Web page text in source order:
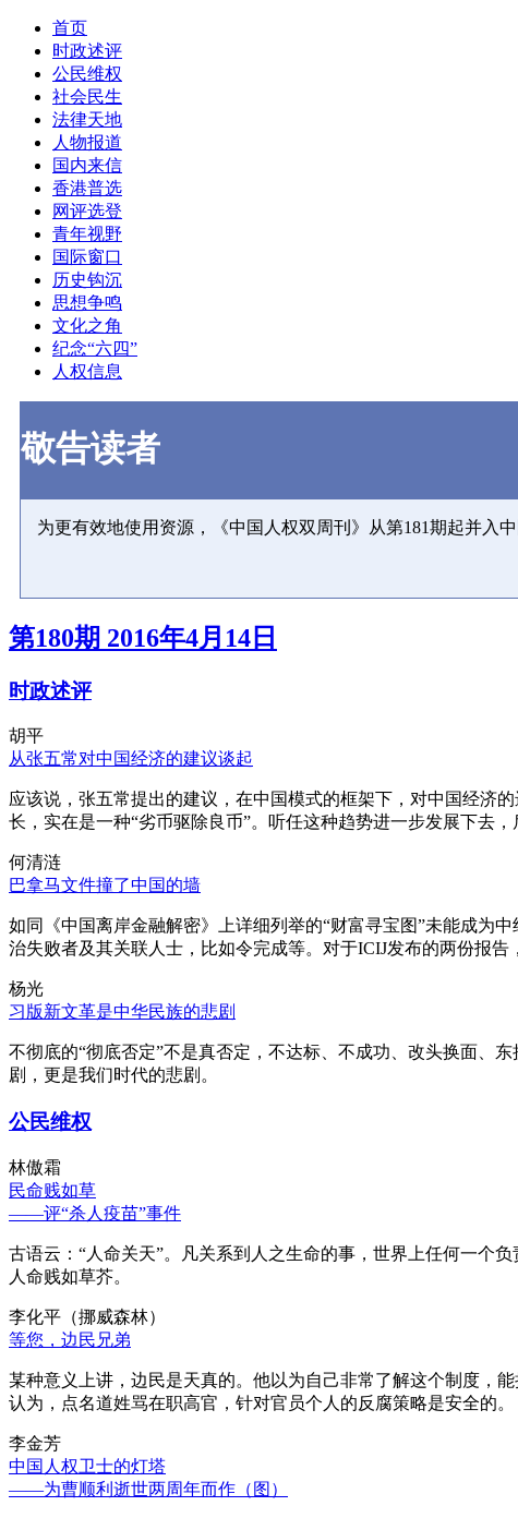
首页
时政述评
公民维权
社会民生
法律天地
人物报道
国内来信
香港普选
网评选登
青年视野
国际窗口
历史钩沉
思想争鸣
文化之角
纪念“六四”
人权信息
敬告读者
为更有效地使用资源，《中国人权双周刊》从第181期起并入
第180期 2016年4月14日
时政述评
胡平
从张五常对中国经济的建议谈起
应该说，张五常提出的建议，在中国模式的框架下，对中国经济
长，实在是一种“劣币驱除良币”。听任这种趋势进一步发展下去，
何清涟
巴拿马文件撞了中国的墙
如同《中国离岸金融解密》上详细列举的“财富寻宝图”未能成为
治失败者及其关联人士，比如令完成等。对于ICIJ发布的两份报告
杨光
习版新文革是中华民族的悲剧
不彻底的“彻底否定”不是真否定，不达标、不成功、改头换面、
剧，更是我们时代的悲剧。
公民维权
林傲霜
民命贱如草
——评“杀人疫苗”事件
古语云：“人命关天”。凡关系到人之生命的事，世界上任何一个
人命贱如草芥。
李化平（挪威森林）
等您，边民兄弟
某种意义上讲，边民是天真的。他以为自己非常了解这个制度，
认为，点名道姓骂在职高官，针对官员个人的反腐策略是安全的。
李金芳
中国人权卫士的灯塔
——为曹顺利逝世两周年而作（图）